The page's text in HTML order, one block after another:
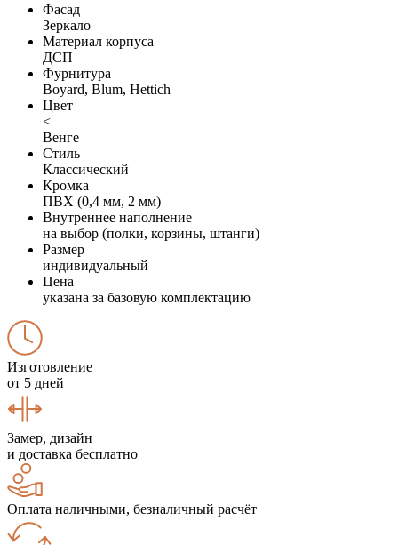
Фасад
Зеркало
Материал корпуса
ДСП
Фурнитура
Boyard, Blum, Hettich
Цвет
<
Венге
Стиль
Классический
Кромка
ПВХ (0,4 мм, 2 мм)
Внутреннее наполнение
на выбор (полки, корзины, штанги)
Размер
индивидуальный
Цена
указана за базовую комплектацию
Изготовление
от 5 дней
Замер, дизайн
и доставка бесплатно
Оплата наличными, безналичный расчёт